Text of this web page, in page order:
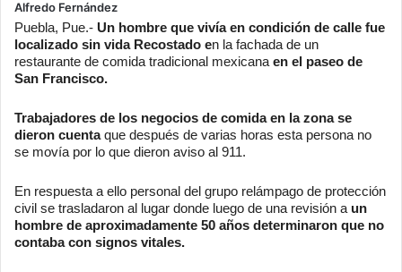
Alfredo Fernández
Puebla, Pue.- Un hombre que vivía en condición de calle fue
localizado sin vida Recostado en la fachada de un
restaurante de comida tradicional mexicana en el paseo de
San Francisco.
Trabajadores de los negocios de comida en la zona se
dieron cuentaque después de varias horas esta persona no
se movía por lo que dieron aviso al 911.
En respuesta a ello personal del grupo relámpago de protección
civil se trasladaron al lugar donde luego de una revisión a un
hombre de aproximadamente 50 años determinaron que no
contaba con signos vitales.